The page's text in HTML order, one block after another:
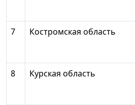
7
Костромская область
8
Курская область